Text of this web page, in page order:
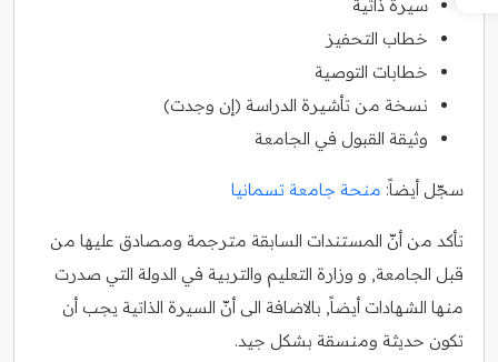
سيرة ذاتية
خطاب التحفيز
خطابات التوصية
نسخة من تأشيرة الدراسة (إن وجدت)
وثيقة القبول في الجامعة
سجّل أيضاً: منحة جامعة تسمانيا
تأكد من أنّ المستندات السابقة مترجمة ومصادق عليها من
قبل الجامعة, و وزارة التعليم والتربية في الدولة التي صدرت
منها الشهادات أيضاً, بالاضافة الى أنّ السيرة الذاتية يجب أن
تكون حديثة ومنسقة بشكل جيد.